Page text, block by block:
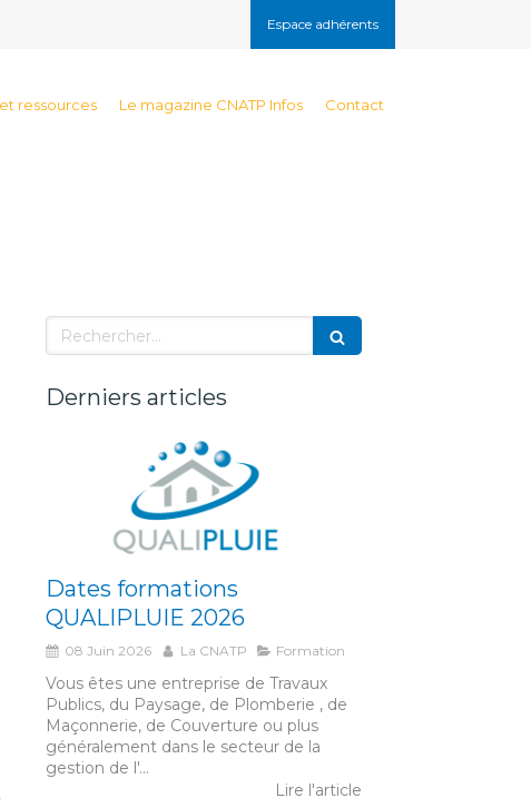
Espace adhérents
ressources Le magazine CNATP Infos Contact
Rechercher
Derniers articles
Dates formations
QUALIPLUIE 2026
08 Juin 2026 La CNATP Formation
Vous êtes une entreprise de Travaux
Publics, du Paysage, de Plomberie , de
Maçonnerie, de Couverture ou plus
généralement dans le secteur de la
gestion de l'...
Lire l'article